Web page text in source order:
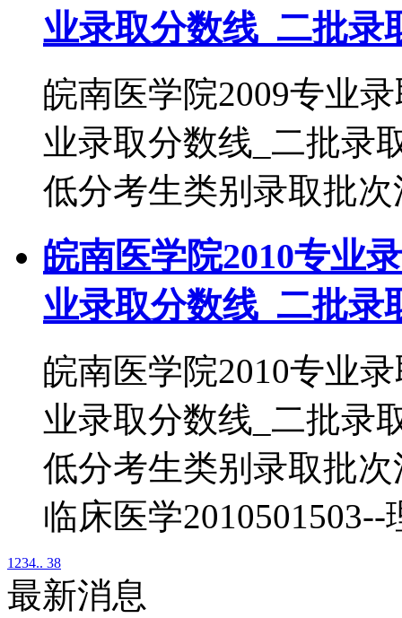
业录取分数线_二批录
皖南医学院2009专业
业录取分数线_二批录
低分考生类别录取批次
皖南医学院2010专业
业录取分数线_二批录
皖南医学院2010专业
业录取分数线_二批录
低分考生类别录取批次
临床医学2010501503--
1 234.. 38
最新消息